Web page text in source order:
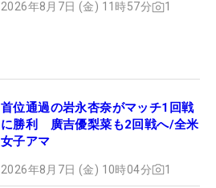
2026年8月7日 (金) 11時57分 1
首位通過の岩永杏奈がマッチ1回戦
に勝利 廣吉優梨菜も2回戦へ/全米
女子アマ
2026年8月7日 (金) 10時04分 1